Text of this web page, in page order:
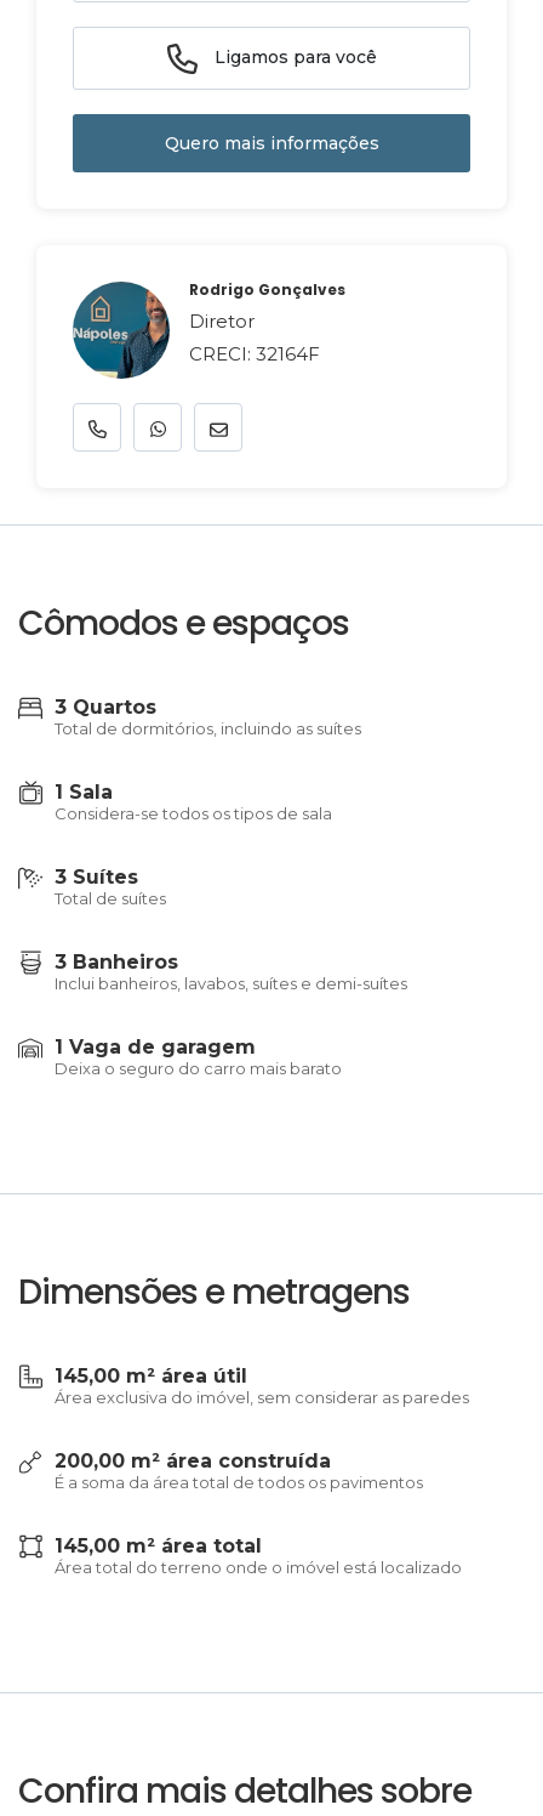
Ligamos para você
Quero mais informações
Rodrigo Gonçalves
Diretor
CRECI: 32164F
Cômodos e espaços
3 Quartos
Total de dormitórios, incluindo as suítes
1 Sala
Considera-se todos os tipos de sala
3 Suítes
Total de suítes
3 Banheiros
Inclui banheiros, lavabos, suítes e demi-suítes
1 Vaga de garagem
Deixa o seguro do carro mais barato
Dimensões e metragens
145,00 m² área útil
Área exclusiva do imóvel, sem considerar as paredes
200,00 m² área construída
É a soma da área total de todos os pavimentos
145,00 m² área total
Área total do terreno onde o imóvel está localizado
Confira mais detalhes sobre